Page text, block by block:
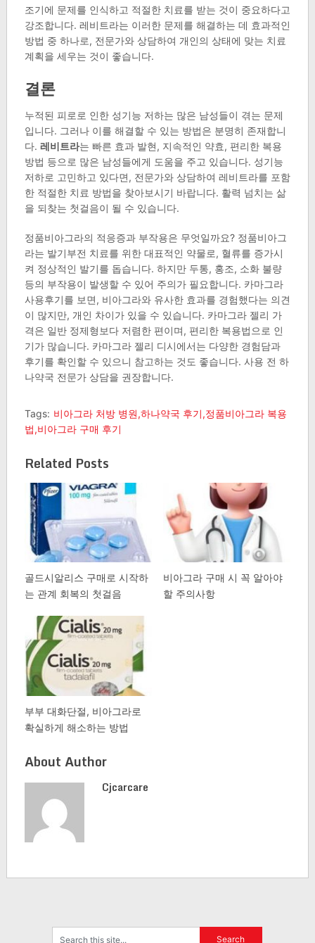
조기에 문제를 인식하고 적절한 치료를 받는 것이 중요하다고
강조합니다. 레비트라는 이러한 문제를 해결하는 데 효과적인
방법 중 하나로, 전문가와 상담하여 개인의 상태에 맞는 치료
계획을 세우는 것이 좋습니다.
결론
누적된 피로로 인한 성기능 저하는 많은 남성들이 겪는 문제
입니다. 그러나 이를 해결할 수 있는 방법은 분명히 존재합니
다. 레비트라는 빠른 효과 발현, 지속적인 약효, 편리한 복용
방법 등으로 많은 남성들에게 도움을 주고 있습니다. 성기능
저하로 고민하고 있다면, 전문가와 상담하여 레비트라를 포함
한 적절한 치료 방법을 찾아보시기 바랍니다. 활력 넘치는 삶
을 되찾는 첫걸음이 될 수 있습니다.
정품비아그라의 적응증과 부작용은 무엇일까요? 정품비아그
라는 발기부전 치료를 위한 대표적인 약물로, 혈류를 증가시
켜 정상적인 발기를 돕습니다. 하지만 두통, 홍조, 소화 불량
등의 부작용이 발생할 수 있어 주의가 필요합니다. 카마그라
사용후기를 보면, 비아그라와 유사한 효과를 경험했다는 의견
이 많지만, 개인 차이가 있을 수 있습니다. 카마그라 젤리 가
격은 일반 정제형보다 저렴한 편이며, 편리한 복용법으로 인
기가 많습니다. 카마그라 젤리 디시에서는 다양한 경험담과
후기를 확인할 수 있으니 참고하는 것도 좋습니다. 사용 전 하
나약국 전문가 상담을 권장합니다.
Tags: 비아그라 처방 병원,하나약국 후기,정품비아그라 복용
법,비아그라 구매 후기
Related Posts
골드시알리스 구매로 시작하
는 관계 회복의 첫걸음
비아그라 구매 시 꼭 알아야
할 주의사항
부부 대화단절, 비아그라로
확실하게 해소하는 방법
About Author
Cjcarcare